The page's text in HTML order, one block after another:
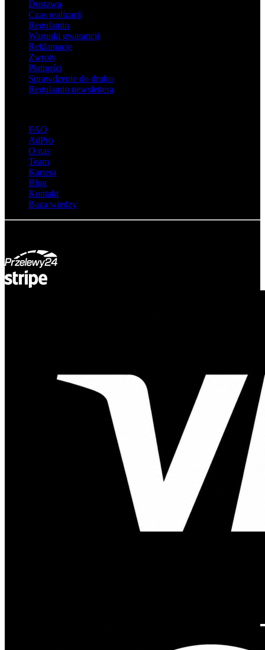
Dostawa
Czas realizacji
Regulamin
Warunki gwarancji
Reklamacje
Zwroty
Płatności
Sprawdzenie do druku
Regulamin newslettera
FAQ
AdPro
O nas
Team
Kariera
Blog
Kontakt
Baza wiedzy